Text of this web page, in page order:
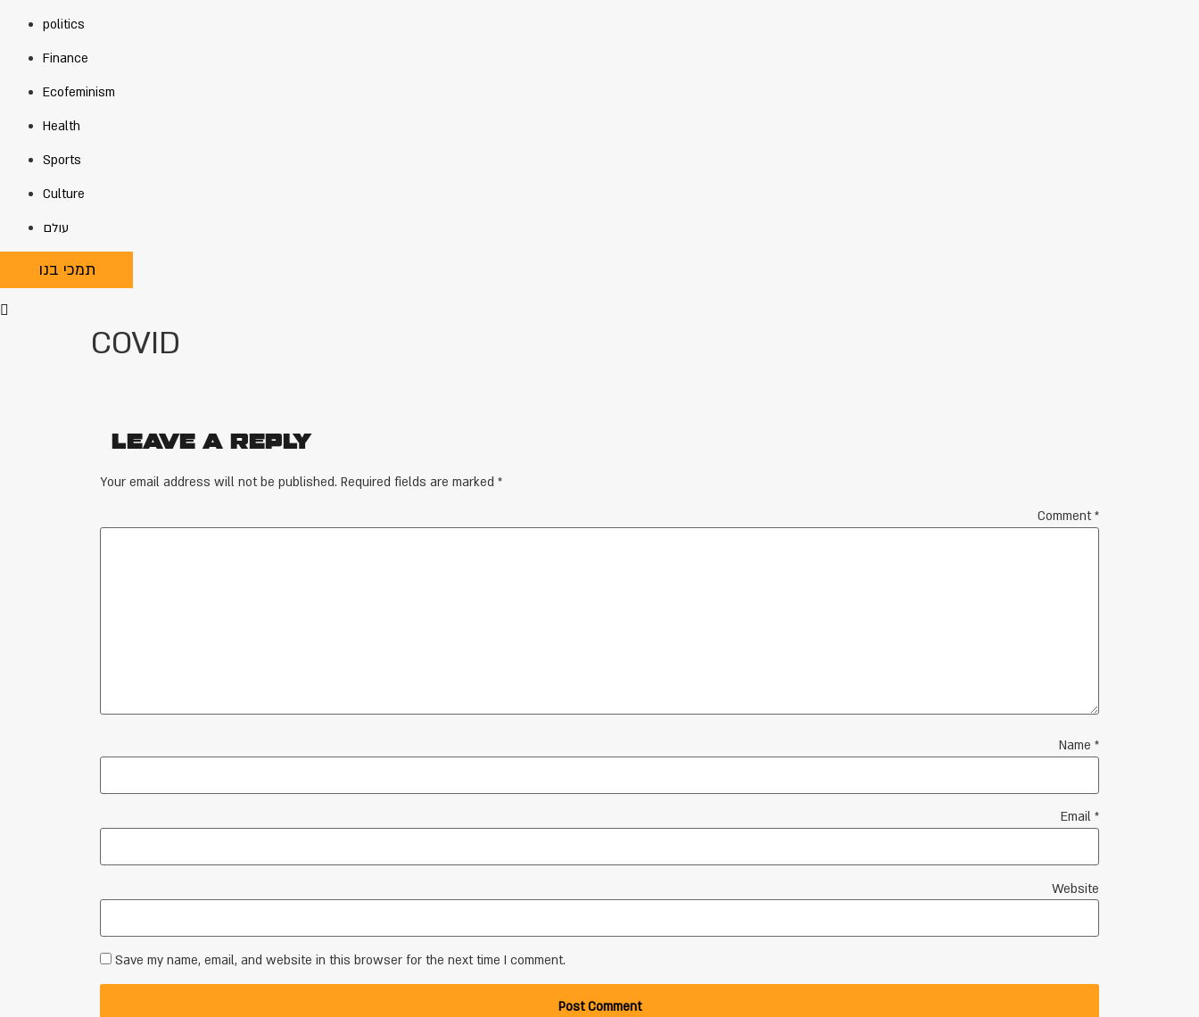
politics
Finance
Ecofeminism
Health
Sports
Culture
עולם
תמכי בנו
COVID
Leave a Reply
Your email address will not be published. Required fields are marked *
Comment*
Name *
Email *
Website
Save my name, email, and website in this browser for the next time I comment.